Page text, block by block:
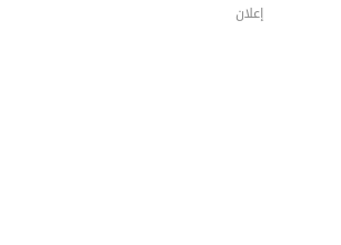
إعلان